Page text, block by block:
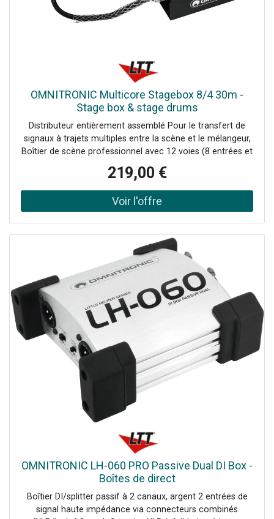
OMNITRONIC Multicore Stagebox 8/4 30m -
Stage box & stage drums
Distributeur entièrement assemblé Pour le transfert de
signaux à trajets multiples entre la scène et le mélangeur,
Boîtier de scène professionnel avec 12 voies (8 entrées et
4 sorties/retours), connecteurs XLR 3 broches, Câble
multiconducteur hautement flexible de 30 m avec codage
couleur, divisé en 8 fiches (femelles) et 4 fiches (mâles),
Tous les chemins de signal sont symétriques, avec 2
Longueur du câble: 30 m, Prise A: 8 x XLR 3 broches (F),
Fiche B: 4 x XLR 3 broches (M), Couleur: Noir, Dimensions:
Largeur: 33 cmProfondeur: 19 cmHauteur: 8,5 cm, Poids:
219,00 €
OMNITRONIC LH-060 PRO Passive Dual DI Box -
Boîtes de direct
Boîtier DI/splitter passif à 2 canaux, argent 2 entrées de
signal haute impédance via connecteurs combinés